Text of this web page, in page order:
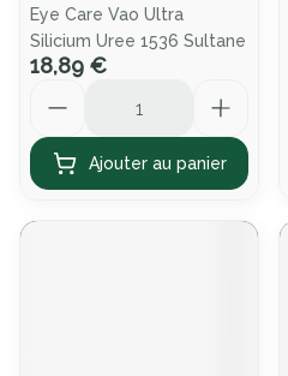
Eye Care Vao Ultra
Silicium Uree 1536 Sultane
18,89 €
Ajouter au panier